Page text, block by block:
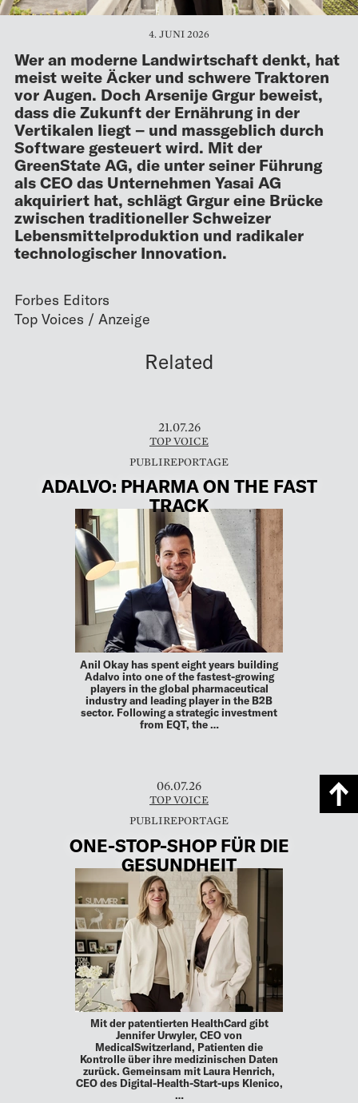
4. JUNI 2026
Wer an moderne Landwirtschaft denkt, hat
meist weite Äcker und schwere Traktoren
vor Augen. Doch Arsenije Grgur beweist,
dass die Zukunft der Ernährung in der
Vertikalen liegt – und massgeblich durch
Software gesteuert wird. Mit der
GreenState AG, die unter seiner Führung
als CEO das Unternehmen Yasai AG
akquiriert hat, schlägt Grgur eine Brücke
zwischen traditioneller Schweizer
Lebensmittel­produktion und radikaler
technologischer Innovation.
Forbes Editors
Related
21.07.26
TOP VOICE
ADALVO: PHARMA ON THE FAST
TRACK
Anil Okay has spent eight years building
Adalvo into one of the fastest-growing
players in the global pharma­ceutical
industry and leading player in the B2B
sector. Following a strategic investment
from EQT, the …
06.07.26
TOP VOICE
ONE-STOP-SHOP FÜR DIE
GESUNDHEIT
Mit der patentierten HealthCard gibt
Jennifer Urwyler, CEO von
MedicalSwitzerland, Patienten die
Kontrolle über ihre medizinischen Daten
zurück. Gemeinsam mit Laura Henrich,
CEO des Digital-Health-Start-ups Klenico,
…